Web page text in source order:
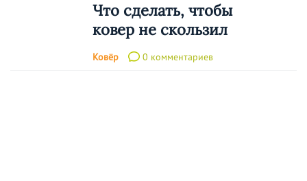
Что сделать, чтобы
ковер не скользил
Ковёр 0 комментариев